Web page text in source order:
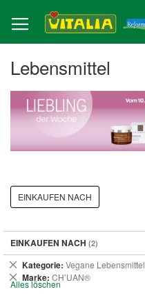
zum
Inhalt
Lebensmittel
EINKAUFEN NACH
EINKAUFEN NACH
Kategorie Vegane Lebensmittel
Dies
entfernen
Marke CH’UAN®
Dies
entfernen
Alles löschen